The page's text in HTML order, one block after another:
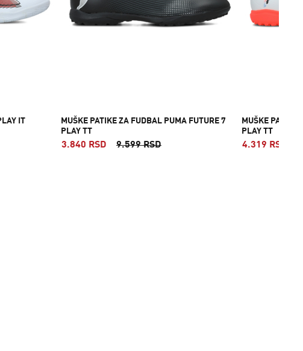
IT
MUŠKE PATIKE ZA FUDBAL PUMA FUTURE 7
PLAY TT
3.840 RSD 9.599 RSD
MUŠKE PATIKE
PLAY TT
4.319 RSD